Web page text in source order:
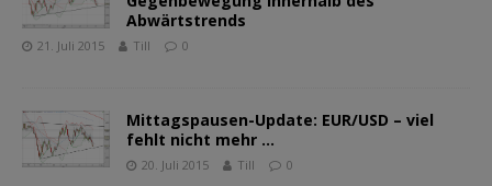
Abwärtstrends
21. Juli 2015 Till 0
Mittagspausen-Update: EUR/USD – viel
fehlt nicht mehr …
20. Juli 2015 Till 0